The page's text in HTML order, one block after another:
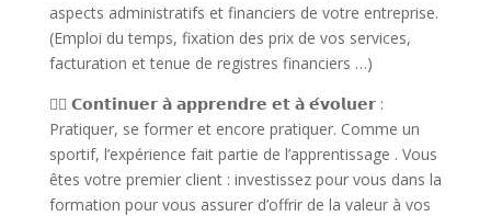
aspects administratifs et financiers de votre entreprise.
(Emploi du temps, fixation des prix de vos services,
facturation et tenue de registres financiers …)
🏄‍♀️ 𝗖𝗼𝗻𝘁𝗶𝗻𝘂𝗲𝗿 𝗮̀ 𝗮𝗽𝗽𝗿𝗲𝗻𝗱𝗿𝗲 𝗲𝘁 𝗮̀ 𝗲́𝘃𝗼𝗹𝘂𝗲𝗿 :
Pratiquer, se former et encore pratiquer. Comme un
sportif, l’expérience fait partie de l’apprentissage . Vous
êtes votre premier client : investissez pour vous dans la
formation pour vous assurer d’offrir de la valeur à vos